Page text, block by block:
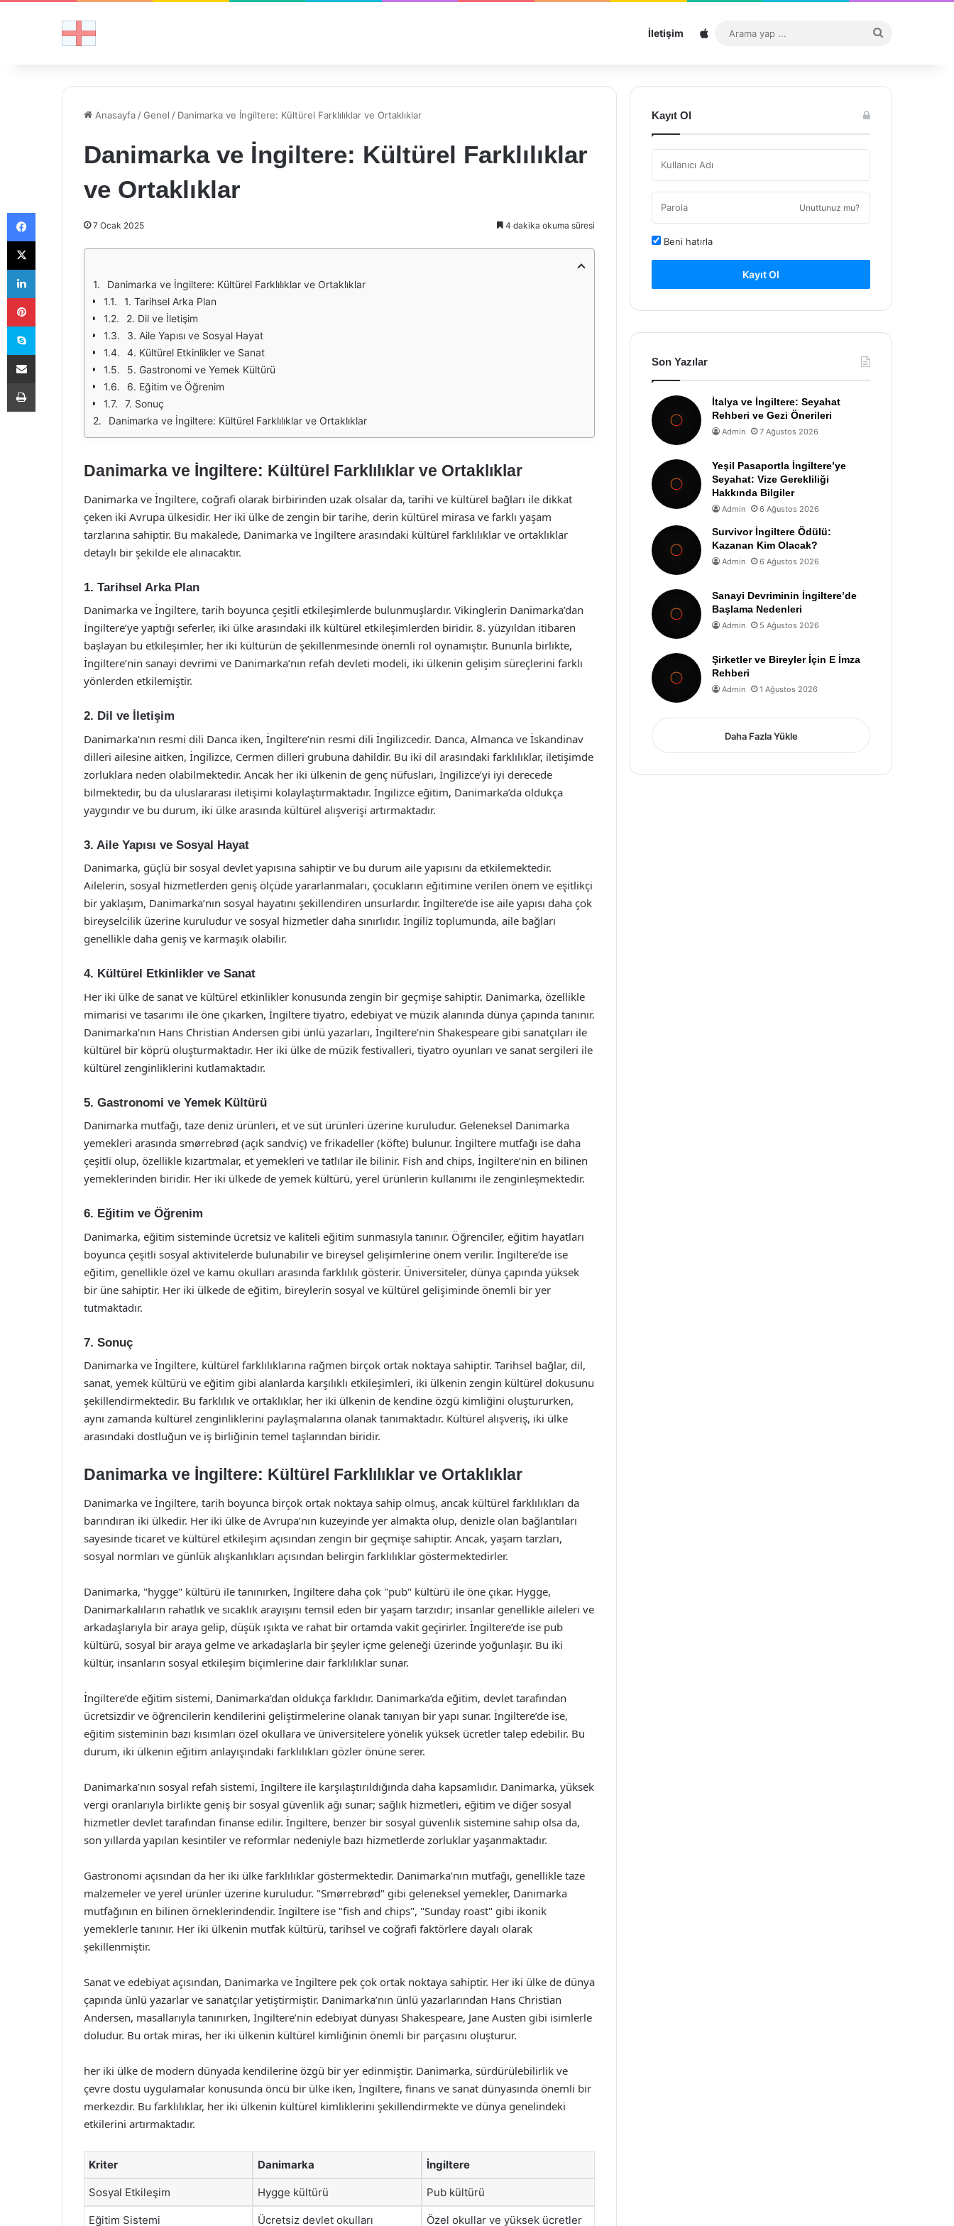
İletişim Sitemap
...
Anasayfa /Genel / Danimarka ve İngiltere: Kültürel Farklılıklar ve Ortaklıklar
Danimarka ve İngiltere: Kültürel Farklılıklar
ve Ortaklıklar
7 Ocak 2025 4 dakika okuma süresi
Danimarka ve İngiltere: Kültürel Farklılıklar ve Ortaklıklar
1. Tarihsel Arka Plan
2. Dil ve İletişim
3. Aile Yapısı ve Sosyal Hayat
4. Kültürel Etkinlikler ve Sanat
5. Gastronomi ve Yemek Kültürü
6. Eğitim ve Öğrenim
7. Sonuç
Danimarka ve İngiltere: Kültürel Farklılıklar ve Ortaklıklar
Danimarka ve İngiltere: Kültürel Farklılıklar ve Ortaklıklar
Danimarka ve İngiltere, coğrafi olarak birbirinden uzak olsalar da, tarihi ve kültürel bağları ile dikkat
çeken iki Avrupa ülkesidir. Her iki ülke de zengin bir tarihe, derin kültürel mirasa ve farklı yaşam
tarzlarına sahiptir. Bu makalede, Danimarka ve İngiltere arasındaki kültürel farklılıklar ve ortaklıklar
detaylı bir şekilde ele alınacaktır.
1. Tarihsel Arka Plan
Danimarka ve İngiltere, tarih boyunca çeşitli etkileşimlerde bulunmuşlardır. Vikinglerin Danimarka’dan
İngiltere’ye yaptığı seferler, iki ülke arasındaki ilk kültürel etkileşimlerden biridir. 8. yüzyıldan itibaren
başlayan bu etkileşimler, her iki kültürün de şekillenmesinde önemli rol oynamıştır. Bununla birlikte,
İngiltere’nin sanayi devrimi ve Danimarka’nın refah devleti modeli, iki ülkenin gelişim süreçlerini farklı
yönlerden etkilemiştir.
2. Dil ve İletişim
Danimarka’nın resmi dili Danca iken, İngiltere’nin resmi dili İngilizcedir. Danca, Almanca ve İskandinav
dilleri ailesine aitken, İngilizce, Cermen dilleri grubuna dahildir. Bu iki dil arasındaki farklılıklar, iletişimde
zorluklara neden olabilmektedir. Ancak her iki ülkenin de genç nüfusları, İngilizce’yi iyi derecede
bilmektedir, bu da uluslararası iletişimi kolaylaştırmaktadır. İngilizce eğitim, Danimarka’da oldukça
yaygındır ve bu durum, iki ülke arasında kültürel alışverişi artırmaktadır.
3. Aile Yapısı ve Sosyal Hayat
Danimarka, güçlü bir sosyal devlet yapısına sahiptir ve bu durum aile yapısını da etkilemektedir.
Ailelerin, sosyal hizmetlerden geniş ölçüde yararlanmaları, çocukların eğitimine verilen önem ve eşitlikçi
bir yaklaşım, Danimarka’nın sosyal hayatını şekillendiren unsurlardır. İngiltere’de ise aile yapısı daha çok
bireyselcilik üzerine kuruludur ve sosyal hizmetler daha sınırlıdır. İngiliz toplumunda, aile bağları
genellikle daha geniş ve karmaşık olabilir.
4. Kültürel Etkinlikler ve Sanat
Her iki ülke de sanat ve kültürel etkinlikler konusunda zengin bir geçmişe sahiptir. Danimarka, özellikle
mimarisi ve tasarımı ile öne çıkarken, İngiltere tiyatro, edebiyat ve müzik alanında dünya çapında tanınır.
Danimarka’nın Hans Christian Andersen gibi ünlü yazarları, İngiltere’nin Shakespeare gibi sanatçıları ile
kültürel bir köprü oluşturmaktadır. Her iki ülke de müzik festivalleri, tiyatro oyunları ve sanat sergileri ile
kültürel zenginliklerini kutlamaktadır.
5. Gastronomi ve Yemek Kültürü
Danimarka mutfağı, taze deniz ürünleri, et ve süt ürünleri üzerine kuruludur. Geleneksel Danimarka
yemekleri arasında smørrebrød (açık sandviç) ve frikadeller (köfte) bulunur. İngiltere mutfağı ise daha
çeşitli olup, özellikle kızartmalar, et yemekleri ve tatlılar ile bilinir. Fish and chips, İngiltere’nin en bilinen
yemeklerinden biridir. Her iki ülkede de yemek kültürü, yerel ürünlerin kullanımı ile zenginleşmektedir.
6. Eğitim ve Öğrenim
Danimarka, eğitim sisteminde ücretsiz ve kaliteli eğitim sunmasıyla tanınır. Öğrenciler, eğitim hayatları
boyunca çeşitli sosyal aktivitelerde bulunabilir ve bireysel gelişimlerine önem verilir. İngiltere’de ise
eğitim, genellikle özel ve kamu okulları arasında farklılık gösterir. Üniversiteler, dünya çapında yüksek
bir üne sahiptir. Her iki ülkede de eğitim, bireylerin sosyal ve kültürel gelişiminde önemli bir yer
tutmaktadır.
7. Sonuç
Danimarka ve İngiltere, kültürel farklılıklarına rağmen birçok ortak noktaya sahiptir. Tarihsel bağlar, dil,
sanat, yemek kültürü ve eğitim gibi alanlarda karşılıklı etkileşimleri, iki ülkenin zengin kültürel dokusunu
şekillendirmektedir. Bu farklılık ve ortaklıklar, her iki ülkenin de kendine özgü kimliğini oluştururken,
aynı zamanda kültürel zenginliklerini paylaşmalarına olanak tanımaktadır. Kültürel alışveriş, iki ülke
arasındaki dostluğun ve iş birliğinin temel taşlarından biridir.
Danimarka ve İngiltere: Kültürel Farklılıklar ve Ortaklıklar
Danimarka ve İngiltere, tarih boyunca birçok ortak noktaya sahip olmuş, ancak kültürel farklılıkları da
barındıran iki ülkedir. Her iki ülke de Avrupa’nın kuzeyinde yer almakta olup, denizle olan bağlantıları
sayesinde ticaret ve kültürel etkileşim açısından zengin bir geçmişe sahiptir. Ancak, yaşam tarzları,
sosyal normları ve günlük alışkanlıkları açısından belirgin farklılıklar göstermektedirler.
Danimarka, "hygge" kültürü ile tanınırken, İngiltere daha çok "pub" kültürü ile öne çıkar. Hygge,
Danimarkalıların rahatlık ve sıcaklık arayışını temsil eden bir yaşam tarzıdır; insanlar genellikle aileleri ve
arkadaşlarıyla bir araya gelip, düşük ışıkta ve rahat bir ortamda vakit geçirirler. İngiltere’de ise pub
kültürü, sosyal bir araya gelme ve arkadaşlarla bir şeyler içme geleneği üzerinde yoğunlaşır. Bu iki
kültür, insanların sosyal etkileşim biçimlerine dair farklılıklar sunar.
İngiltere’de eğitim sistemi, Danimarka’dan oldukça farklıdır. Danimarka’da eğitim, devlet tarafından
ücretsizdir ve öğrencilerin kendilerini geliştirmelerine olanak tanıyan bir yapı sunar. İngiltere’de ise,
eğitim sisteminin bazı kısımları özel okullara ve üniversitelere yönelik yüksek ücretler talep edebilir. Bu
durum, iki ülkenin eğitim anlayışındaki farklılıkları gözler önüne serer.
Danimarka’nın sosyal refah sistemi, İngiltere ile karşılaştırıldığında daha kapsamlıdır. Danimarka, yüksek
vergi oranlarıyla birlikte geniş bir sosyal güvenlik ağı sunar; sağlık hizmetleri, eğitim ve diğer sosyal
hizmetler devlet tarafından finanse edilir. İngiltere, benzer bir sosyal güvenlik sistemine sahip olsa da,
son yıllarda yapılan kesintiler ve reformlar nedeniyle bazı hizmetlerde zorluklar yaşanmaktadır.
Gastronomi açısından da her iki ülke farklılıklar göstermektedir. Danimarka’nın mutfağı, genellikle taze
malzemeler ve yerel ürünler üzerine kuruludur. "Smørrebrød" gibi geleneksel yemekler, Danimarka
mutfağının en bilinen örneklerindendir. İngiltere ise "fish and chips", "Sunday roast" gibi ikonik
yemeklerle tanınır. Her iki ülkenin mutfak kültürü, tarihsel ve coğrafi faktörlere dayalı olarak
şekillenmiştir.
Sanat ve edebiyat açısından, Danimarka ve İngiltere pek çok ortak noktaya sahiptir. Her iki ülke de dünya
çapında ünlü yazarlar ve sanatçılar yetiştirmiştir. Danimarka’nın ünlü yazarlarından Hans Christian
Andersen, masallarıyla tanınırken, İngiltere’nin edebiyat dünyası Shakespeare, Jane Austen gibi isimlerle
doludur. Bu ortak miras, her iki ülkenin kültürel kimliğinin önemli bir parçasını oluşturur.
her iki ülke de modern dünyada kendilerine özgü bir yer edinmiştir. Danimarka, sürdürülebilirlik ve
çevre dostu uygulamalar konusunda öncü bir ülke iken, İngiltere, finans ve sanat dünyasında önemli bir
merkezdir. Bu farklılıklar, her iki ülkenin kültürel kimliklerini şekillendirmekte ve dünya genelindeki
etkilerini artırmaktadır.
Kriter Danimarka İngiltere
Sosyal Etkileşim Hygge kültürü Pub kültürü
Eğitim Sistemi Ücretsiz devlet okulları Özel okullar ve yüksek ücretler
Kayıt Ol
Unuttunuz mu?
Beni hatırla
Kayıt Ol
Son Yazılar
İtalya ve İngiltere: Seyahat
Rehberi ve Gezi Önerileri
Admin 7 Ağustos 2026
Yeşil Pasaportla İngiltere’ye
Seyahat: Vize Gerekliliği
Hakkında Bilgiler
Admin 6 Ağustos 2026
Survivor İngiltere Ödülü:
Kazanan Kim Olacak?
Admin 6 Ağustos 2026
Sanayi Devriminin İngiltere’de
Başlama Nedenleri
Admin 5 Ağustos 2026
Şirketler ve Bireyler İçin E İmza
Rehberi
Admin 1 Ağustos 2026
Daha Fazla Yükle
Facebook
X
LinkedIn
Pinterest
Skype
E-Posta ile paylaş